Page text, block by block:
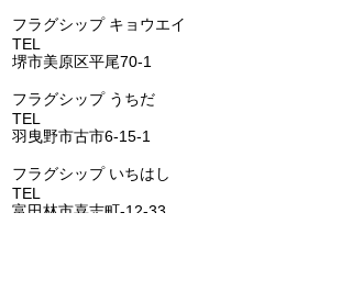
フラグシップ キョウエイ
TEL
堺市美原区平尾70-1
​フラグシップ うちだ
TEL
羽曳野市古市6-15-1
​フラグシップ いちはし
TEL
富田林市喜志町-12-33